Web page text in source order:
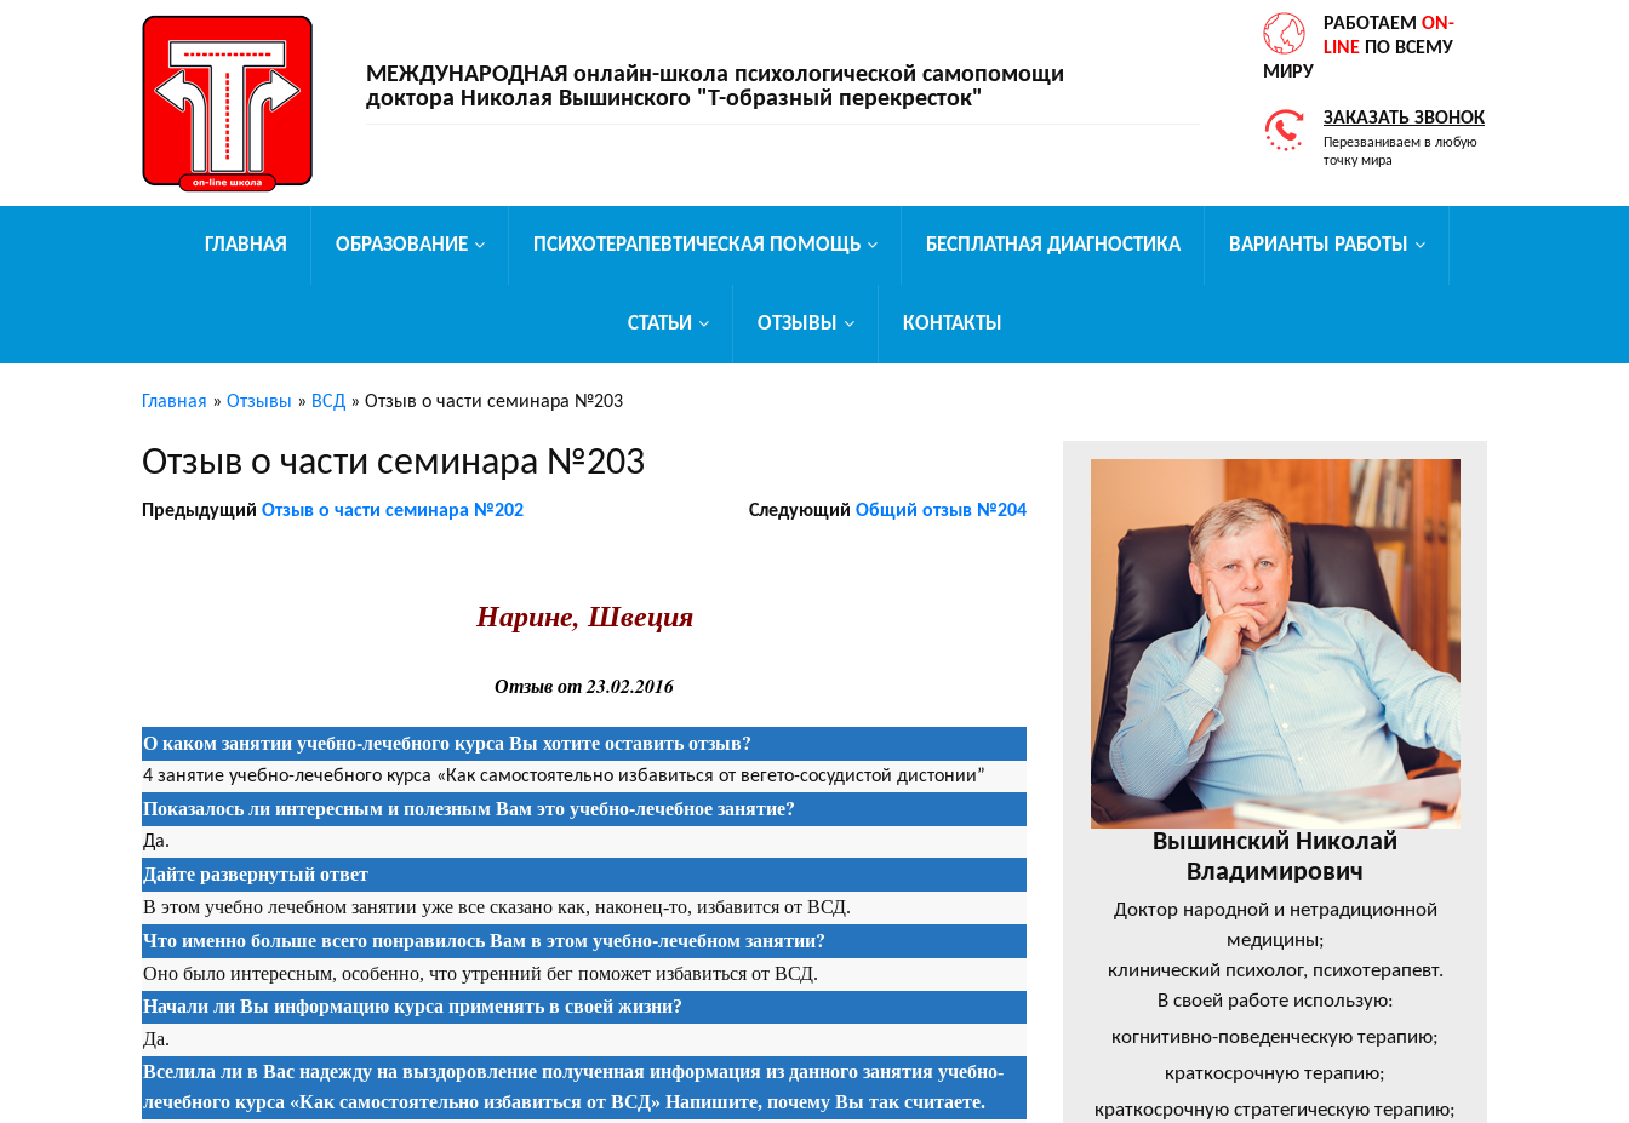
МЕЖДУНАРОДНАЯ онлайн-школа психологической самопомощи
доктора Николая Вышинского "Т-образный перекресток"
РАБОТАЕМ ON-
LINE ПО ВСЕМУ
МИРУ
ЗАКАЗАТЬ ЗВОНОК
Перезваниваем в любую
точку мира
ГЛАВНАЯ ОБРАЗОВАНИЕ ПСИХОТЕРАПЕВТИЧЕСКАЯ ПОМОЩЬ БЕСПЛАТНАЯ ДИАГНОСТИКА ВАРИАНТЫ РАБОТЫ
СТАТЬИ ОТЗЫВЫ КОНТАКТЫ
Главная » Отзывы » ВСД » Отзыв о части семинара №203
Отзыв о части семинара №203
Предыдущий Отзыв о части семинара №202 Следующий Общий отзыв №204
Нарине, Швеция
Отзыв от 23.02.2016
О каком занятии учебно-лечебного курса Вы хотите оставить отзыв?
4 занятие учебно-лечебного курса «Как самостоятельно избавиться от вегето-сосудистой дистонии”
Показалось ли интересным и полезным Вам это учебно-лечебное занятие?
Да.
Дайте развернутый ответ
В этом учебно лечебном занятии уже все сказано как, наконец-то, избавится от ВСД.
Что именно больше всего понравилось Вам в этом учебно-лечебном занятии?
Оно было интересным, особенно, что утренний бег поможет избавиться от ВСД.
Начали ли Вы информацию курса применять в своей жизни?
Да.
Вселила ли в Вас надежду на выздоровление полученная информация из данного занятия учебно-
лечебного курса «Как самостоятельно избавиться от ВСД» Напишите, почему Вы так считаете.
Вышинский Николай
Владимирович
Доктор народной и нетрадиционной
медицины;
клинический психолог, психотерапевт.
В своей работе использую:
когнитивно-поведенческую терапию;
краткосрочную терапию;
краткосрочную стратегическую терапию;